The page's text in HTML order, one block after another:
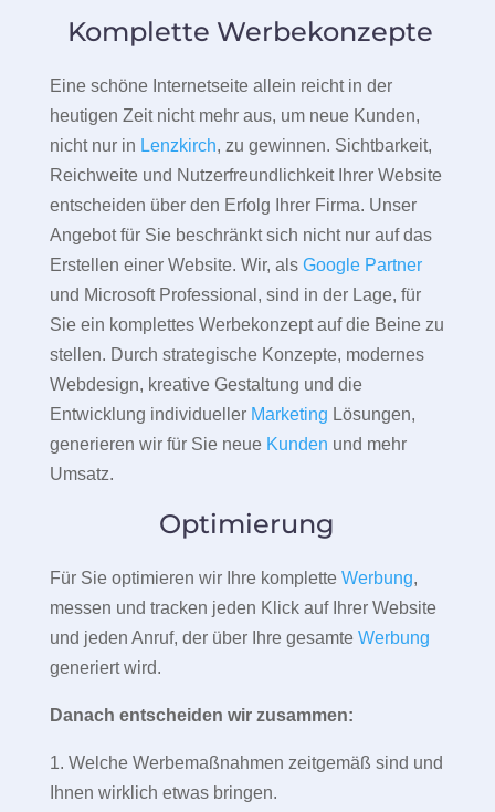
Komplette Werbekonzepte
Eine schöne Internetseite allein reicht in der
heutigen Zeit nicht mehr aus, um neue Kunden,
nicht nur in Lenzkirch, zu gewinnen. Sichtbarkeit,
Reichweite und Nutzerfreundlichkeit Ihrer Website
entscheiden über den Erfolg Ihrer Firma. Unser
Angebot für Sie beschränkt sich nicht nur auf das
Erstellen einer Website. Wir, als Google Partner
und Microsoft Professional, sind in der Lage, für
Sie ein komplettes Werbekonzept auf die Beine zu
stellen. Durch strategische Konzepte, modernes
Webdesign, kreative Gestaltung und die
Entwicklung individueller Marketing Lösungen,
generieren wir für Sie neue Kunden und mehr
Umsatz.
Optimierung
Für Sie optimieren wir Ihre komplette Werbung,
messen und tracken jeden Klick auf Ihrer Website
und jeden Anruf, der über Ihre gesamte Werbung
generiert wird.
Danach entscheiden wir zusammen:
1. Welche Werbemaßnahmen zeitgemäß sind und
Ihnen wirklich etwas bringen.